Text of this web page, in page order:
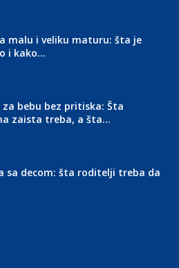
malu i veliku maturu: šta je
i kako...
za bebu bez pritiska: Šta
zaista treba, a šta...
sa decom: šta roditelji treba da